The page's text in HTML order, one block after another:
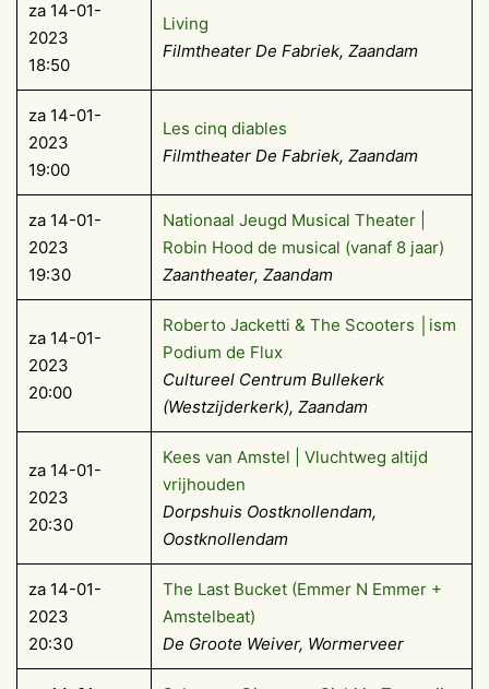
za 14-01-
2023
18:50
Living
Filmtheater De Fabriek, Zaandam
za 14-01-
2023
19:00
Les cinq diables
Filmtheater De Fabriek, Zaandam
za 14-01-
2023
19:30
Nationaal Jeugd Musical Theater |
Robin Hood de musical (vanaf 8 jaar)
Zaantheater, Zaandam
za 14-01-
2023
20:00
Roberto Jacketti & The Scooters │ism
Podium de Flux
Cultureel Centrum Bullekerk
(Westzijderkerk), Zaandam
za 14-01-
2023
20:30
Kees van Amstel | Vluchtweg altijd
vrijhouden
Dorpshuis Oostknollendam,
Oostknollendam
za 14-01-
2023
20:30
The Last Bucket (Emmer N Emmer +
Amstelbeat)
De Groote Weiver, Wormerveer